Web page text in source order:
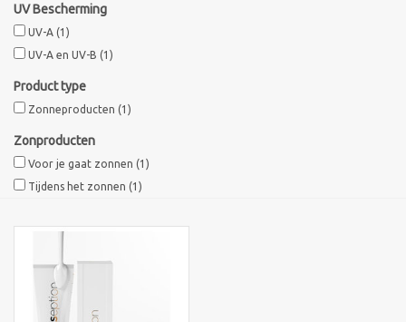
Bernard cassiere
Pascaud
Fusion Meso
PCA SKINCARE
UV Bescherming
UV-A (1)
UV-A en UV-B (1)
Product type
Zonneproducten (1)
Zonproducten
Voor je gaat zonnen (1)
Tijdens het zonnen (1)